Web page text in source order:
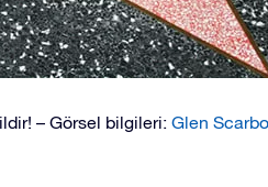
– Görsel bilgileri: Glen